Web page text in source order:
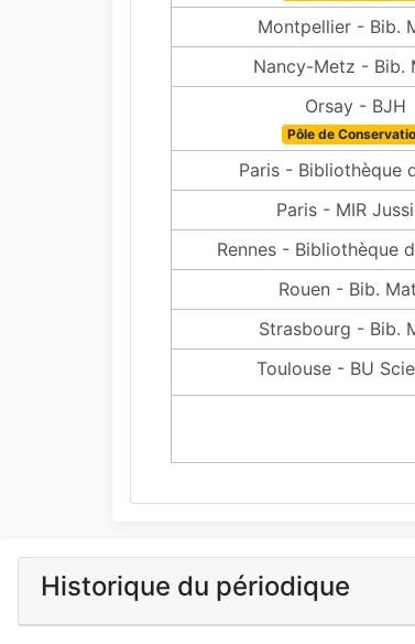
Montpellier - Bib.
Nancy-Metz - Bib.
Orsay - BJH
Pôle de
Paris - Bibliothèque
Paris - MIR
Rennes - Bibliothèque
Rouen - Bib.
Strasbourg - Bib.
Toulouse - BU
Historique du périodique